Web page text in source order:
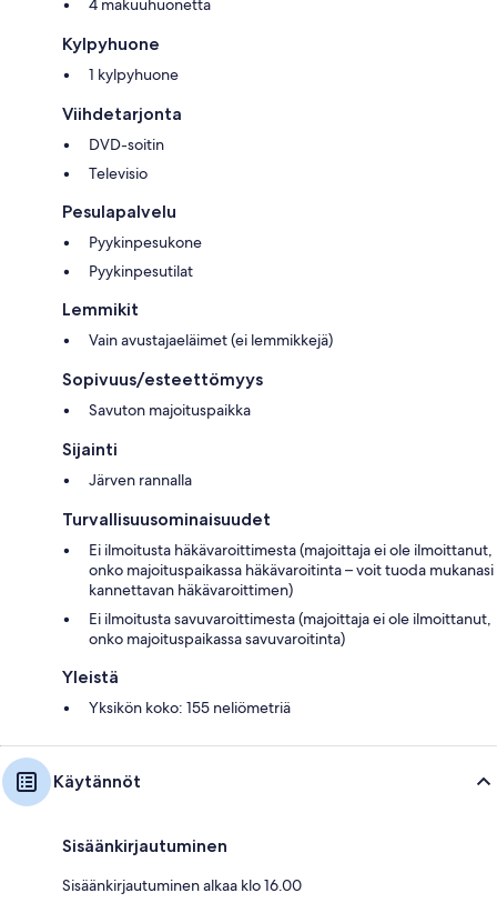
4 makuuhuonetta
Kylpyhuone
1 kylpyhuone
Viihdetarjonta
DVD-soitin
Televisio
Pesulapalvelu
Pyykinpesukone
Pyykinpesutilat
Lemmikit
Vain avustajaeläimet (ei lemmikkejä)
Sopivuus/esteettömyys
Savuton majoituspaikka
Sijainti
Järven rannalla
Turvallisuusominaisuudet
Ei ilmoitusta häkävaroittimesta (majoittaja ei ole ilmoittanut,
onko majoituspaikassa häkävaroitinta – voit tuoda mukanasi
kannettavan häkävaroittimen)
Ei ilmoitusta savuvaroittimesta (majoittaja ei ole ilmoittanut,
onko majoituspaikassa savuvaroitinta)
Yleistä
Yksikön koko: 155 neliömetriä
Käytännöt
Sisäänkirjautuminen
Sisäänkirjautuminen alkaa klo 16.00